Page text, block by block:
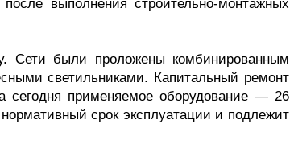
выполнения строительно-монтажных
Сети были проложены комбинированным
светильниками. Капитальный ремонт
сегодня применяемое оборудование — 26
срок эксплуатации и подлежит